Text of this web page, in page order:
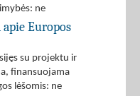
ne
Europos
su projektu ir
finansuojama
lėšomis: ne